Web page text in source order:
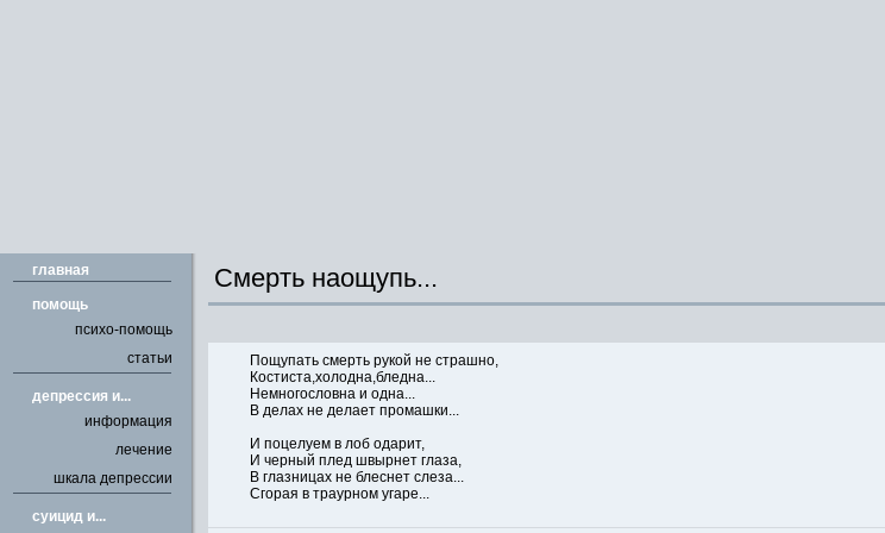
главная
помощь
психо-помощь
статьи
депрессия и...
информация
лечение
шкала депрессии
cуицид и...
Смерть наощупь...
Пощупать смерть рукой не страшно,
Костиста,холодна,бледна...
Немногословна и одна...
В делах не делает промашки...
И поцелуем в лоб одарит,
И черный плед швырнет глаза,
В глазницах не блеснет слеза...
Сгорая в траурном угаре...